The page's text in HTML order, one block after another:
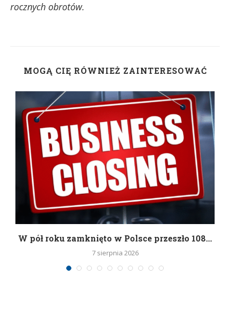
rocznych obrotów.
MOGĄ CIĘ RÓWNIEŻ ZAINTERESOWAĆ
W pół roku zamknięto w Polsce przeszło 108...
7 sierpnia 2026